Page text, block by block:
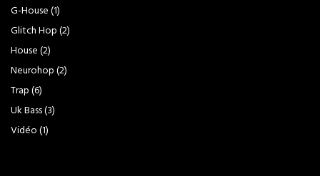
G-House(1)
Glitch Hop(2)
House(2)
Neurohop(2)
Trap(6)
Uk Bass(3)
Vidéo(1)